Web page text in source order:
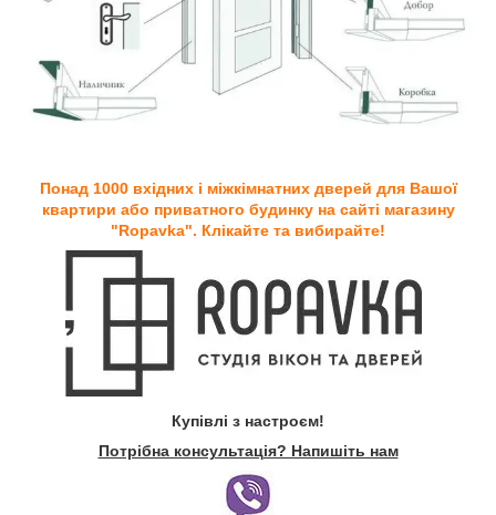
Понад 1000 вхідних і міжкімнатних дверей для Вашої
квартири або приватного будинку на сайті магазину
"Ropavka". Клікайте та вибирайте!
Купівлі з настроєм!
Потрібна консультація? Напишіть нам